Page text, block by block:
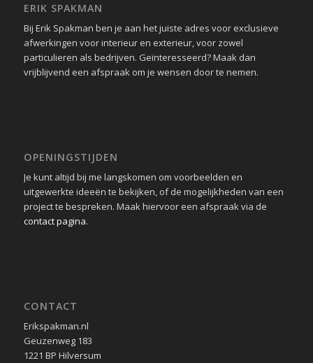
ERIK SPAKMAN
Bij Erik Spakman ben je aan het juiste adres voor exclusieve
afwerkingen voor interieur en exterieur, voor zowel
particulieren als bedrijven. Geïnteresseerd? Maak dan
vrijblijvend een afspraak om je wensen door te nemen.
OPENINGSTIJDEN
Je kunt altijd bij me langskomen om voorbeelden en
uitgewerkte ideeën te bekijken, of de mogelijkheden van een
project te bespreken. Maak hiervoor een afspraak via de
contact pagina.
CONTACT
Erikspakman.nl
Geuzenweg 183
1221 BP Hilversum